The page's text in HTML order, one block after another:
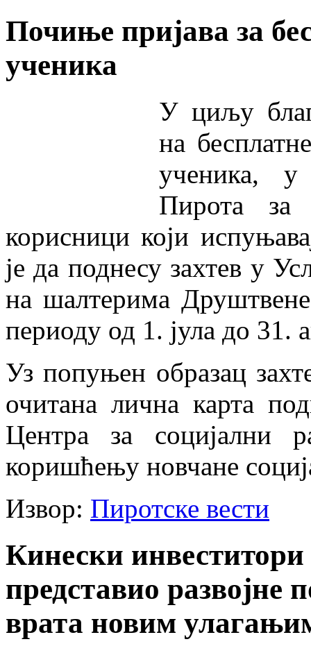
Почиње пријава за
ученика
У циљу
на
ученика,
Пирота за
корисници који
је да поднесу захтев у
на шалтерима
периоду од 1. јула до 31.
Уз попуњен образац
очитана лична карта
Центра за социјални
коришћењу новчане
Извор: Пиротске вести
Кинески
представио развојне
врата новим